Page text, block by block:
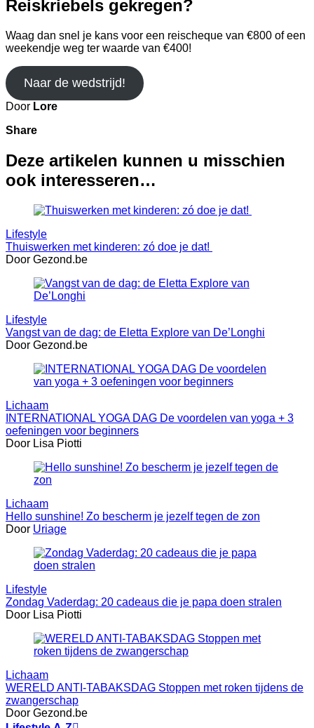
Reiskriebels gekregen?
Waag dan snel je kans voor een reischeque van €800 of een
weekendje weg ter waarde van €400!
Naar de wedstrijd!
Door Lore
Share
Deze artikelen kunnen u misschien
ook interesseren…
Lifestyle
Thuiswerken met kinderen: zó doe je dat!
Door Gezond.be
Lifestyle
Vangst van de dag: de Eletta Explore van De’Longhi
Door Gezond.be
Lichaam
INTERNATIONAL YOGA DAG De voordelen van yoga + 3
oefeningen voor beginners
Door Lisa Piotti
Lichaam
Hello sunshine! Zo bescherm je jezelf tegen de zon
Door Uriage
Lifestyle
Zondag Vaderdag: 20 cadeaus die je papa doen stralen
Door Lisa Piotti
Lichaam
WERELD ANTI-TABAKSDAG Stoppen met roken tijdens de
zwangerschap
Door Gezond.be